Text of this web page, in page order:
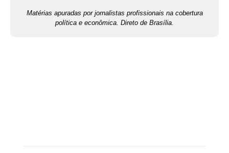
Matérias apuradas por jornalistas profissionais na cobertura
política e econômica. Direto de Brasília.